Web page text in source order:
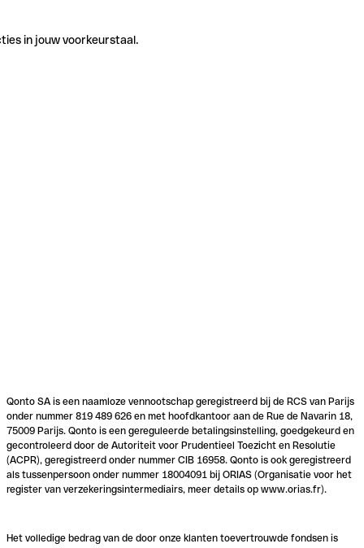
in jouw voorkeurstaal.
Qonto SA is een naamloze vennootschap geregistreerd bij de RCS van Parijs
onder nummer 819 489 626 en met hoofdkantoor aan de Rue de Navarin 18,
75009 Parijs. Qonto is een gereguleerde betalingsinstelling, goedgekeurd en
gecontroleerd door de Autoriteit voor Prudentieel Toezicht en Resolutie
(ACPR), geregistreerd onder nummer CIB 16958. Qonto is ook geregistreerd
als tussenpersoon onder nummer 18004091 bij ORIAS (Organisatie voor het
register van verzekeringsintermediairs, meer details op www.orias.fr).
Het volledige bedrag van de door onze klanten toevertrouwde fondsen is